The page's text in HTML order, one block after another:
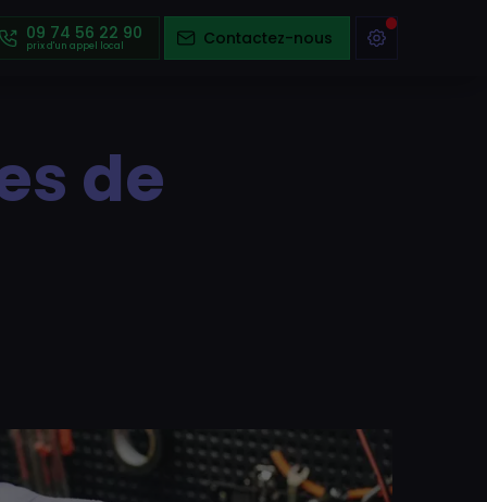
09 74 56 22 90 Contactez-nous
de